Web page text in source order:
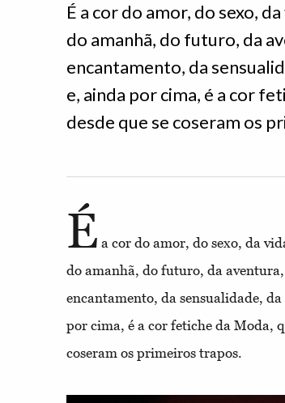
É a cor do amor, do sexo,
do amanhã, do futuro, da
encantamento, da
e, ainda por cima, é a cor
desde que se coseram os
É a cor do amor, do sexo, da
do amanhã, do futuro, da
encantamento, da sensualidade,
por cima, é a cor fetiche da Moda,
coseram os primeiros trapos.